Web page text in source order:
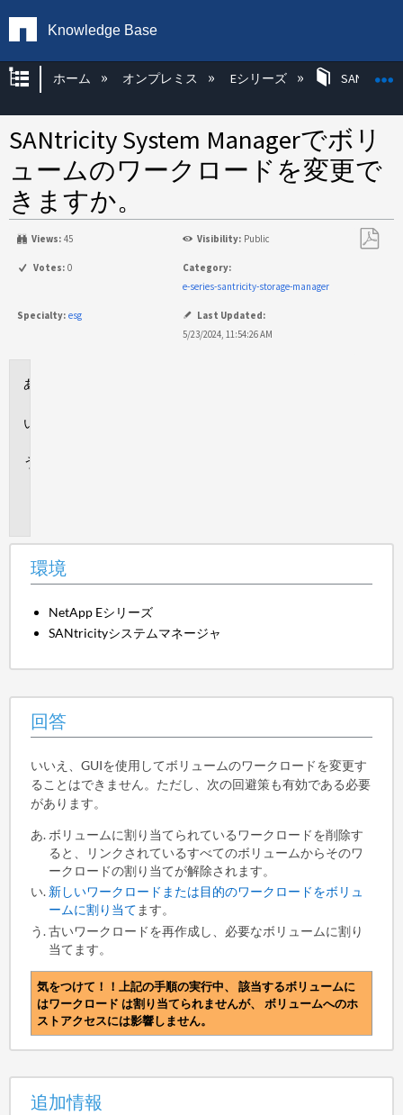
Knowledge Base
グローバル階層を展開/折りたたむ
ホーム オンプレミス Eシリーズ SANtricity
SANtricity System Managerでボリ
ュームのワークロードを変更で
きますか。
Views: 45 Visibility: Public
Votes: 0
Category:
e-series-santricity-storage-manager
Specialty: esg
Last Updated:
5/23/2024, 11:54:26 AM
環境
NetApp Eシリーズ
SANtricityシステムマネージャ
回答
いいえ、GUIを使用してボリュームのワークロードを変更す
ることはできません。ただし、次の回避策も有効である必要
があります。
ボリュームに割り当てられているワークロードを削除す
ると、リンクされているすべてのボリュームからそのワ
ークロードの割り当てが解除されます。
新しいワークロードまたは目的のワークロードをボリュ
ームに割り当て ます。
古いワークロードを再作成し、必要なボリュームに割り
当てます。
気をつけて！！上記の手順の実行中、 該当するボリュームに
はワークロード は割り当てられませんが、 ボリュームへのホ
ストアクセスには影響しません。
追加情報